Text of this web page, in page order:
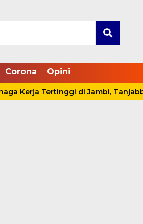
Corona Opini
Tertinggi di Jambi, Tanjabbar Bidik